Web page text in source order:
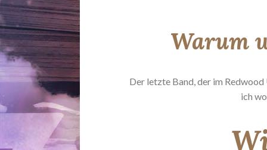
Warum
Der letzte Band, der im
ich